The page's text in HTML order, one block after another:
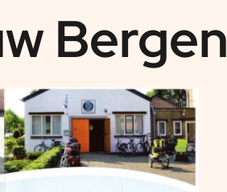
Bergen